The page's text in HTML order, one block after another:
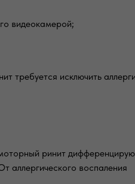
видеокамерой;
требуется исключить
ринит
аллергического воспаления